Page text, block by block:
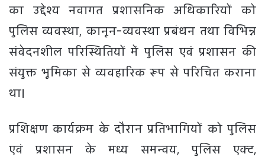
का उद्देश्य नवागत प्रशासनिक अधिकारियों को
पुलिस व्यवस्था, कानून-व्यवस्था प्रबंधन तथा विभिन्न
संवेदनशील परिस्थितियों में पुलिस एवं प्रशासन की
संयुक्त भूमिका से व्यवहारिक रूप से परिचित कराना
था।
प्रशिक्षण कार्यक्रम के दौरान प्रतिभागियों को पुलिस
एवं प्रशासन के मध्य समन्वय, पुलिस एक्ट,